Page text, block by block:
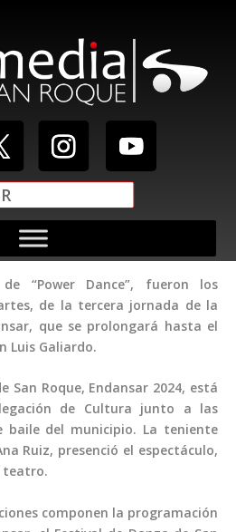
“Power Dance”, fueron los
de la tercera jornada de la
que se prolongará hasta el
Luis Galiardo.
San Roque, Endansar 2024, está
de Cultura junto a las
baile del municipio. La teniente
Ruiz, presenció el espectáculo,
teatro.
componen la programación